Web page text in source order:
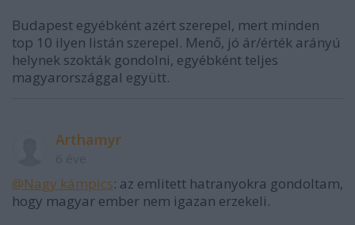
Budapest egyébként azért szerepel, mert minden
top 10 ilyen listán szerepel. Menő, jó ár/érték arányú
helynek szokták gondolni, egyébként teljes
magyarországgal együtt.
Arthamyr
@Nagy kámpics: az emlitett hatranyokra gondoltam,
hogy magyar ember nem igazan erzekeli.